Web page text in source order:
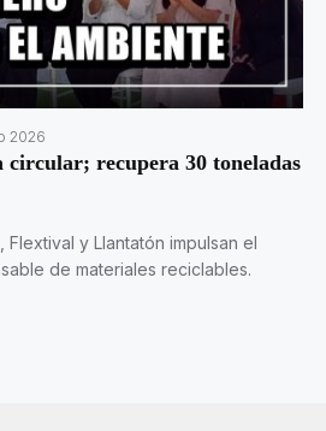
2026
circular; recupera 30 toneladas
Flextival y Llantatón impulsan el
de materiales reciclables.